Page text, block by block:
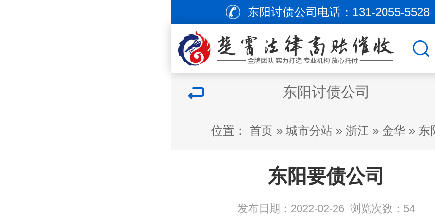
东阳讨债公司电话： 131-2055-5528
东阳讨债公司
位置： 首页 » 城市分站» 浙江 » 金华» 东
东阳要债公司
发布日期：2022-02-26 浏览次数： 54